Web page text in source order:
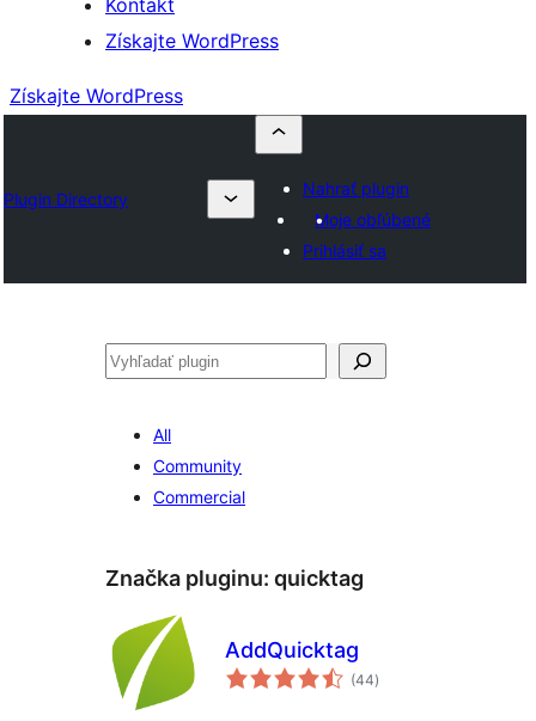
Kontakt
Získajte WordPress
Získajte WordPress
Plugin Directory
Nahrať plugin
Moje obľúbené
Prihlásiť sa
Hľadať
All
Community
Commercial
Značka pluginu: quicktag
AddQuicktag
(44celkové
hodnotenie
)